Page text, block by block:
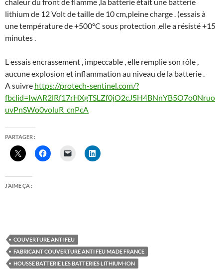
lithium de 12 Volt de taille de 10 cm,pleine charge . (essais à
une température de +500°C sous protection ,elle a résisté +15
minutes .
L essais encrassement , impeccable , elle remplie son rôle ,
aucune explosion et inflammation au niveau de la batterie .
A suivre https://protech-sentinel.com/?
fbclid=IwAR2lRf17rHXgTSLZf0jO2cJ5H4BNnYB5O7o0Nruo
uvPnSWo0voluR_cnPcA
PARTAGER :
J’AIME ÇA :
COUVERTURE ANTI FEU
FABRICANT COUVERTURE ANTI FEU MADE FRANCE
HOUSSE BATTERIE LES BATTERIES LITHIUM-ION